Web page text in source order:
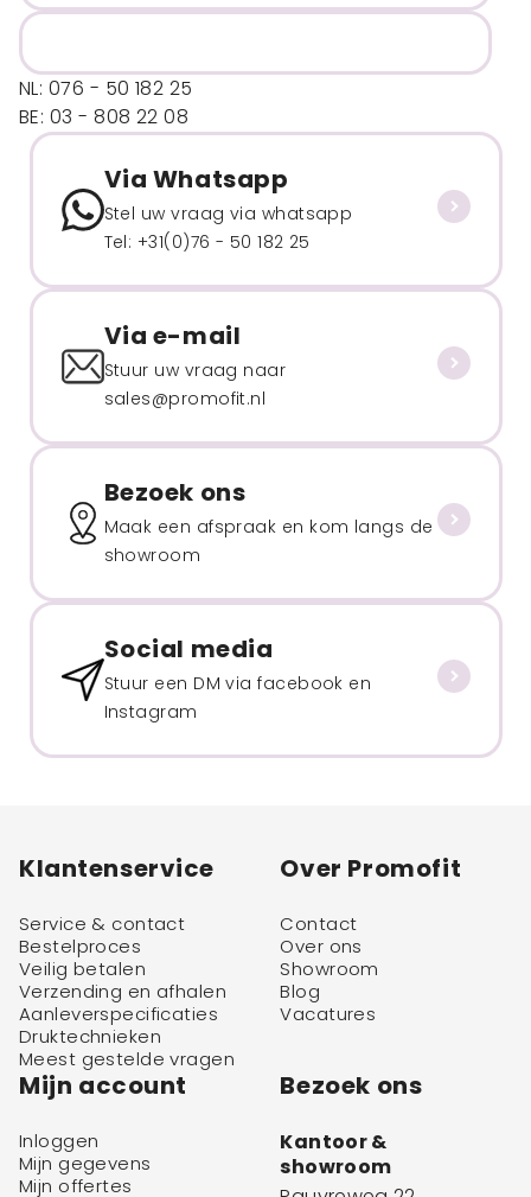
NL: 076 - 50 182 25
BE: 03 - 808 22 08
Via Whatsapp
Stel uw vraag via whatsapp
Tel: +31(0)76 - 50 182 25
Via e-mail
Stuur uw vraag naar
sales@promofit.nl
Bezoek ons
Maak een afspraak en kom langs de
showroom
Social media
Stuur een DM via facebook en
Instagram
Klantenservice
Service & contact
Bestelproces
Veilig betalen
Verzending en afhalen
Aanleverspecificaties
Druktechnieken
Meest gestelde vragen
Over Promofit
Contact
Over ons
Showroom
Blog
Vacatures
Mijn account
Inloggen
Mijn gegevens
Mijn offertes
Bezoek ons
Kantoor &
showroom